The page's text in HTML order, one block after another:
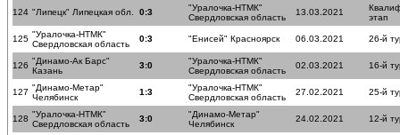
124 "Липецк" Липецкая обл. 0:3
"Уралочка-НТМК"
Свердловская область
13.03.2021
этап
125 "Уралочка-НТМК"
Свердловская область
0:3 "Енисей" Красноярск 06.03.2021 26-й
126 "Динамо-Ак Барс"
Казань
3:0
"Уралочка-НТМК"
Свердловская область
02.03.2021 16-й
127 "Динамо-Метар"
Челябинск
1:3
"Уралочка-НТМК"
Свердловская область
27.02.2021 25-й
128 "Уралочка-НТМК"
Свердловская область
3:0
"Динамо-Метар"
Челябинск
24.02.2021 12-й